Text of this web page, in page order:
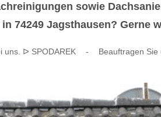
sowie
74249 Jagsthausen? Gerne
uns. ᐅ SPODAREK - Beauftragen Sie